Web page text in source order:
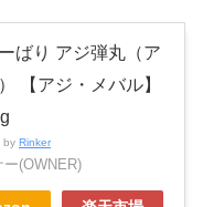
ばり アジ弾丸（ア
【アジ・メバル】
by Rinker
ー(OWNER)